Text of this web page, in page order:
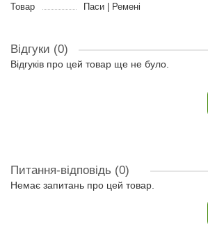
Товар
Паси | Ремені
Відгуки (0)
Відгуків про цей товар ще не було.
Питання-відповідь (0)
Немає запитань про цей товар.